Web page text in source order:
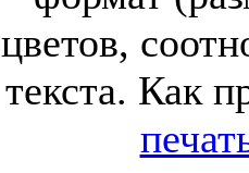
цветов,
текста. Как